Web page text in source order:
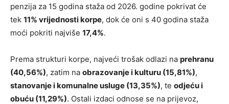
penzija za 15 godina staža od 2026. godine pokrivat će
tek 11% vrijednosti korpe, dok će oni s 40 godina staža
moći pokriti najviše 17,4%.
Prema strukturi korpe, najveći trošak odlazi na prehranu
(40,56%), zatim na obrazovanje i kulturu (15,81%),
stanovanje i komunalne usluge (13,35%), te odjeću i
obuću (11,29%). Ostali izdaci odnose se na prijevoz,